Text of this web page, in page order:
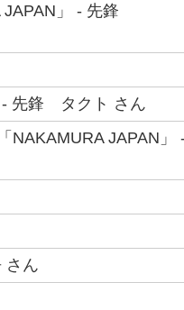
JAPAN」 - 先鋒
- 先鋒 タクト さん
NAKAMURA JAPAN」
さん